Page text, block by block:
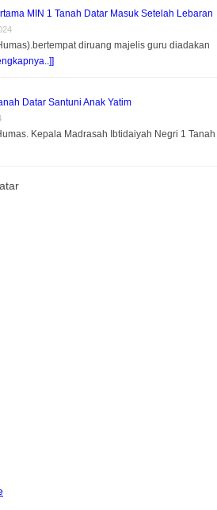
MIN 1 Tanah Datar Masuk Setelah Lebaran
diruang majelis guru diadakan
Datar Santuni Anak Yatim
Kepala Madrasah Ibtidaiyah Negri 1 Tanah